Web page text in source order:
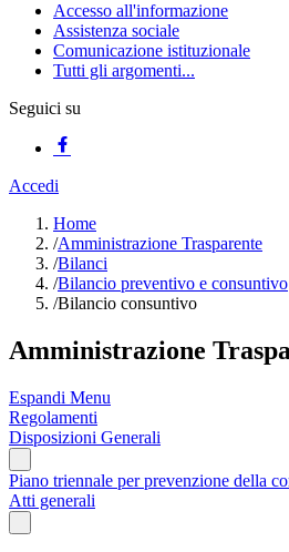
Accesso all'informazione
Assistenza sociale
Comunicazione istituzionale
Tutti gli argomenti...
Seguici su
Accedi
Home
/Amministrazione Trasparente
/Bilanci
/Bilancio preventivo e consuntivo
/Bilancio consuntivo
Amministrazione
Espandi Menu
Regolamenti
Disposizioni Generali
Piano triennale per prevenzione della
Atti generali